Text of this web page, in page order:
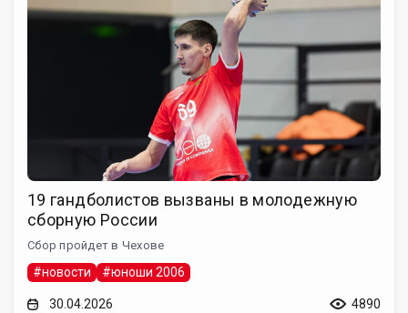
19 гандболистов вызваны в молодежную
сборную России
Сбор пройдет в Чехове
#новости #юноши 2006
30.04.2026 4890